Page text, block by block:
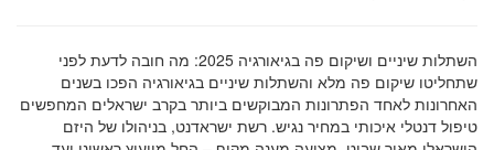
השתלות שיניים ושיקום פה בגיאורגיה 2025: מה חובה לדעת לפני
שתחליטו שיקום פה מלא והשתלות שיניים בגיאורגיה הפכו בשנים
האחרונות לאחד הפתרונות המבוקשים ביותר בקרב ישראלים המחפשים
טיפול דנטלי איכותי במחיר נגיש. רשת ישראדנט, בניהולו של היזם